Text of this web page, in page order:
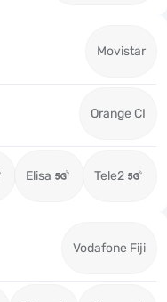
Movistar
Orange CI
Elisa Tele2
Vodafone Fiji